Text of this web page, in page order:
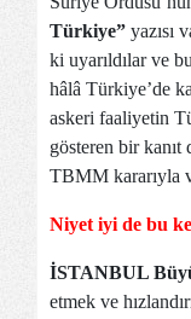
Türkiye” yazısı
ki uyarıldılar ve
hâlâ Türkiye’de
askeri faaliyetin
gösteren bir
TBMM kararıyla
Niyet iyi de bu
İSTANBUL
etmek ve